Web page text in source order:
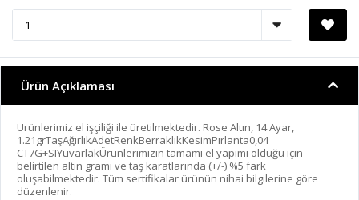
Ürün Açıklaması
Ürünlerimiz el işçiliği ile üretilmektedir. Rose Altın, 14 Ayar,
1.21grTaşAğırlıkAdetRenkBerraklıkKesimPırlanta0,04
CT7G+SIYuvarlakÜrünlerimizin tamamı el yapımı olduğu için
belirtilen altın gramı ve taş karatlarında (+/-) %5 fark
oluşabilmektedir. Tüm sertifikalar ürünün nihai bilgilerine göre
düzenlenir.